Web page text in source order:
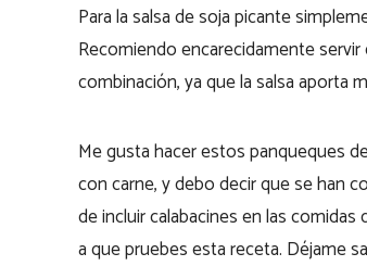
Para la salsa de soja picante
Recomiendo encarecidamente
combinación, ya que la salsa aporta
Me gusta hacer estos panqueques
con carne, y debo decir que se han
de incluir calabacines en las
a que pruebes esta receta. Déjame